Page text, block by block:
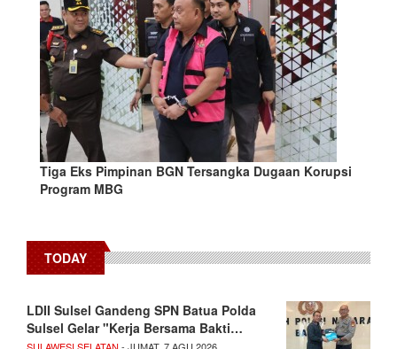
Tiga Eks Pimpinan BGN Tersangka Dugaan Korupsi
Program MBG
TODAY
LDII Sulsel Gandeng SPN Batua Polda
Sulsel Gelar "Kerja Bersama Bakti…